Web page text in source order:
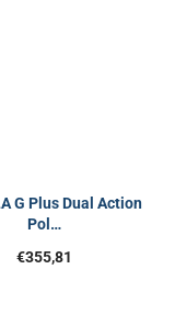
G Plus Dual Action
Pol…
€355,81